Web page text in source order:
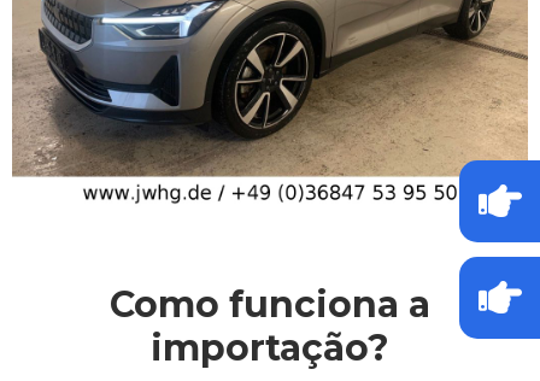
Como funciona a
importação?